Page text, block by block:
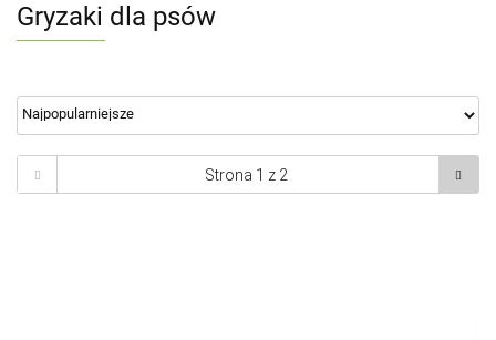
Gryzaki dla psów